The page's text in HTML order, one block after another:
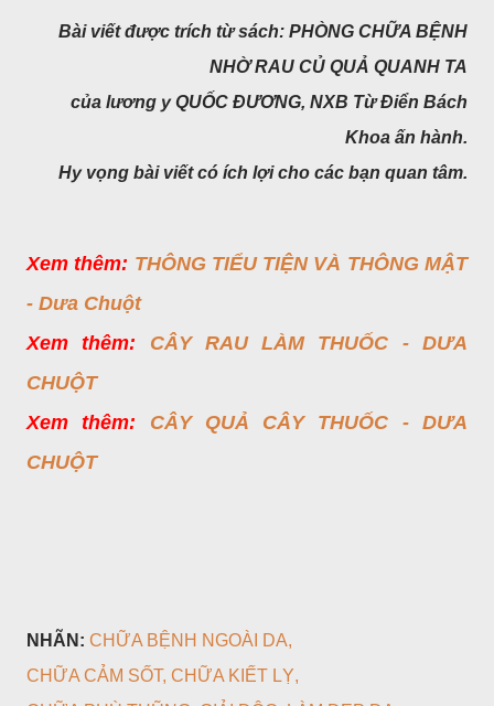
Bài viết được trích từ sách: PHÒNG CHỮA BỆNH
NHỜ RAU CỦ QUẢ QUANH TA
của lương y QUỐC ĐƯƠNG, NXB Từ Điển Bách
Khoa ấn hành.
Hy vọng bài viết có ích lợi cho các bạn quan tâm.
Xem thêm: THÔNG TIỂU TIỆN VÀ THÔNG MẬT
- Dưa Chuột
Xem thêm: CÂY RAU LÀM THUỐC - DƯA
CHUỘT
Xem thêm: CÂY QUẢ CÂY THUỐC - DƯA
CHUỘT
NHÃN: CHỮA BỆNH NGOÀI DA
CHỮA CẢM SỐT CHỮA KIẾT LỴ